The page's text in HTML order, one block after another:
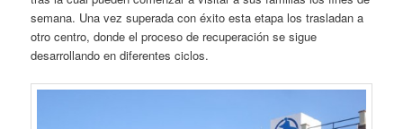
semana. Una vez superada con éxito esta etapa los trasladan a
otro centro, donde el proceso de recuperación se sigue
desarrollando en diferentes ciclos.